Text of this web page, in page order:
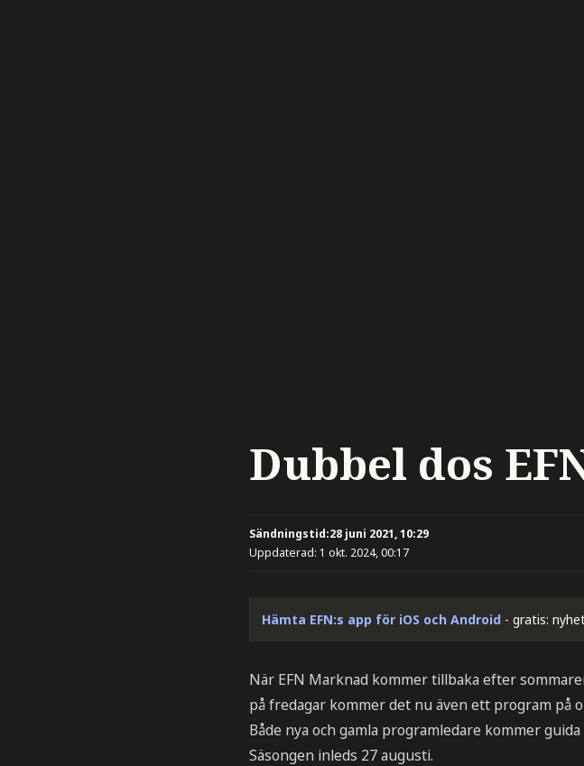
Dubbel dos
Sändningstid:28 juni 2021, 10:29
Uppdaterad: 1 okt. 2024, 00:17
Hämta EFN:s app för iOS och Android - gratis:
När EFN Marknad kommer tillbaka efter
på fredagar kommer det nu även ett program på
Både nya och gamla programledare kommer
Säsongen inleds 27 augusti.